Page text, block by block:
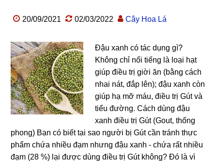
20/09/2021 02/03/2022 Cây Hoa Lá
Đậu xanh có tác dụng gì?
Không chỉ nổi tiếng là loại hạt
giúp điều trị giời ăn (bằng cách
nhai nát, đắp lên); đậu xanh còn
giúp hạ mỡ máu, điều trị Gút và
tiểu đường. Cách dùng đậu
xanh điều trị Gút (Gout, thống
phong) Bạn có biết tại sao người bị Gút cần tránh thực
phẩm chứa nhiều đạm nhưng đậu xanh - chứa rất nhiều
đạm (28 %) lại được dùng điều trị Gút không? Đó là vì